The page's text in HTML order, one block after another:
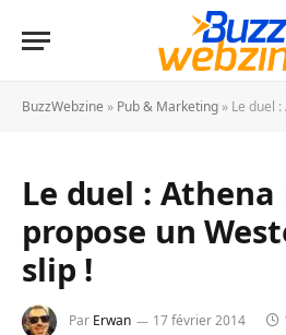
BuzzWebzine » Pub & Marketing » Le duel :
Le duel : Athena
propose un
slip !
Par Erwan 17 février 2014